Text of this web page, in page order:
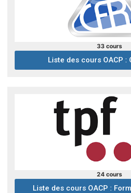
33 cours
Liste des cours OACP :
24 cours
Liste des cours OACP :